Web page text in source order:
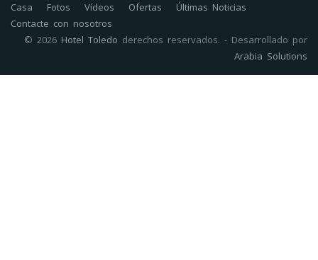
Casa Fotos Vídeos Ofertas
Últimas Noticias
Contacte con nosotros
© 2026 Hotel Toledo derechos reservados. - Desarrollado por
Arabia Solutions